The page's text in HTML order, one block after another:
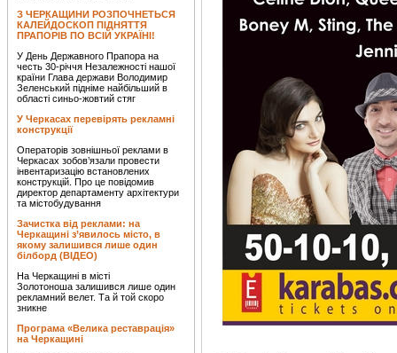
З ЧЕРКАЩИНИ РОЗПОЧНЕТЬСЯ
КАЛЕЙДОСКОП ПІДНЯТТЯ
ПРАПОРІВ ПО ВСІЙ УКРАЇНІ!
У День Державного Прапора на
честь 30-річчя Незалежності нашої
країни Глава держави Володимир
Зеленський підніме найбільший в
області синьо-жовтий стяг
У Черкасах перевірять рекламні
конструкції
Операторів зовнішньої реклами в
Черкасах зобов’язали провести
інвентаризацію встановлених
конструкцій. Про це повідомив
директор департаменту архітектури
та містобудування
Зачистка від реклами: на
Черкащині з’явилось місто, в
якому залишився лише один
білборд (ВІДЕО)
На Черкащині в місті
Золотоноша залишився лише один
рекламний велет. Та й той скоро
зникне
Програма «Велика реставрація»
на Черкащині